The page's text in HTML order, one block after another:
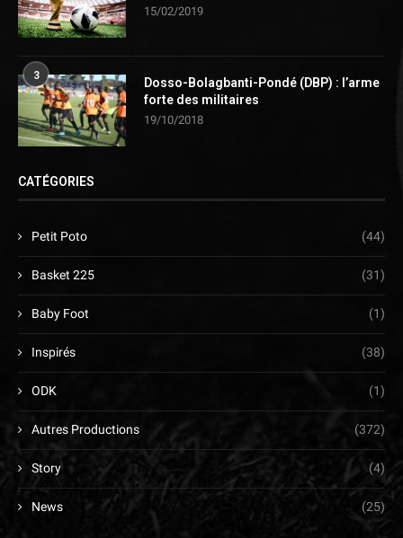
15/02/2019
3
Dosso-Bolagbanti-Pondé (DBP) : l’arme
forte des militaires
19/10/2018
CATÉGORIES
Petit Poto (44)
Basket 225 (31)
Baby Foot (1)
Inspirés (38)
ODK (1)
Autres Productions (372)
Story (4)
News (25)